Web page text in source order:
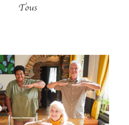
Tous